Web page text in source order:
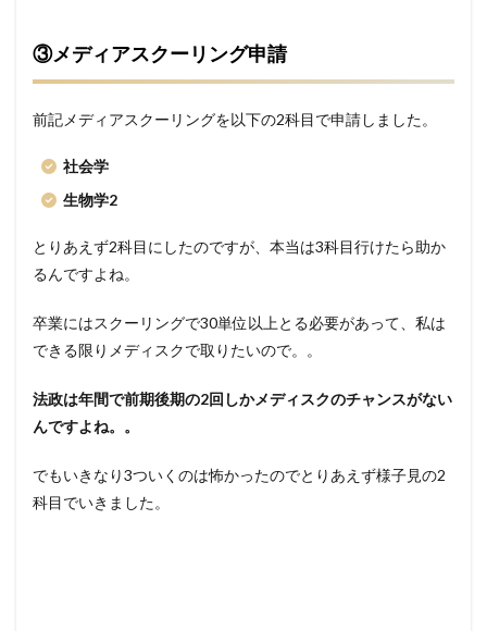
③メディアスクーリング申請
前記メディアスクーリングを以下の2科目で申請しました。
社会学
生物学2
とりあえず2科目にしたのですが、本当は3科目行けたら助か
るんですよね。
卒業にはスクーリングで30単位以上とる必要があって、私は
できる限りメディスクで取りたいので。。
法政は年間で前期後期の2回しかメディスクのチャンスがない
んですよね。。
でもいきなり3ついくのは怖かったのでとりあえず様子見の2
科目でいきました。